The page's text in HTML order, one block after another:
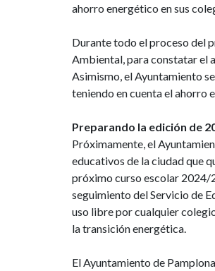
ahorro energético en sus
Durante todo el proceso del
Ambiental, para constatar el
Asimismo, el Ayuntamiento
teniendo en cuenta el ahorro
Preparando la edición de
Próximamente, el
educativos de la ciudad que
próximo curso escolar 2024/
seguimiento del Servicio de
uso libre por cualquier
la transición energética.
El Ayuntamiento de